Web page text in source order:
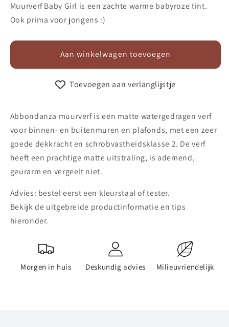
voor
Muurverf
750
Baby
voor
Muurverf
750
Baby
Girl
Muurverf Baby Girl is een zachte warme babyroze tint.
Ook prima voor jongens :)
Aan winkelwagen toevoegen
Toevoegen aan verlanglijstje
Abbondanza muurverf is een matte watergedragen verf
voorbinnen- en buitenmuren en plafonds, met een zeer
goede dekkracht en schrobvastheidsklasse 2. De verf
heeft een prachtige matte uitstraling, is ademend,
geurarm en vergeelt niet.
Advies: bestel eerst een kleurstaal of tester.
Bekijk de uitgebreide productinformatie en tips
hieronder.
Morgen in huis Deskundig advies Milieuvriendelijk